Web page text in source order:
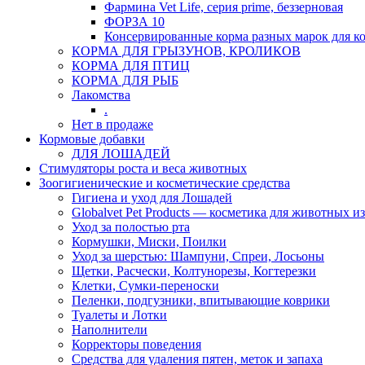
Фармина Vet Life, серия prime, беззерновая
ФОРЗА 10
Консервированные корма разных марок для
КОРМА ДЛЯ ГРЫЗУНОВ, КРОЛИКОВ
КОРМА ДЛЯ ПТИЦ
КОРМА ДЛЯ РЫБ
Лакомства
.
Нет в продаже
Кормовые добавки
ДЛЯ ЛОШАДЕЙ
Стимуляторы роста и веса животных
Зоогигиенические и косметические средства
Гигиена и уход для Лошадей
Globalvet Pet Products — косметика для животных
Уход за полостью рта
Кормушки, Миски, Поилки
Уход за шерстью: Шампуни, Спреи, Лосьоны
Щетки, Расчески, Колтунорезы, Когтерезки
Клетки, Сумки-переноски
Пеленки, подгузники, впитывающие коврики
Туалеты и Лотки
Наполнители
Корректоры поведения
Средства для удаления пятен, меток и запаха